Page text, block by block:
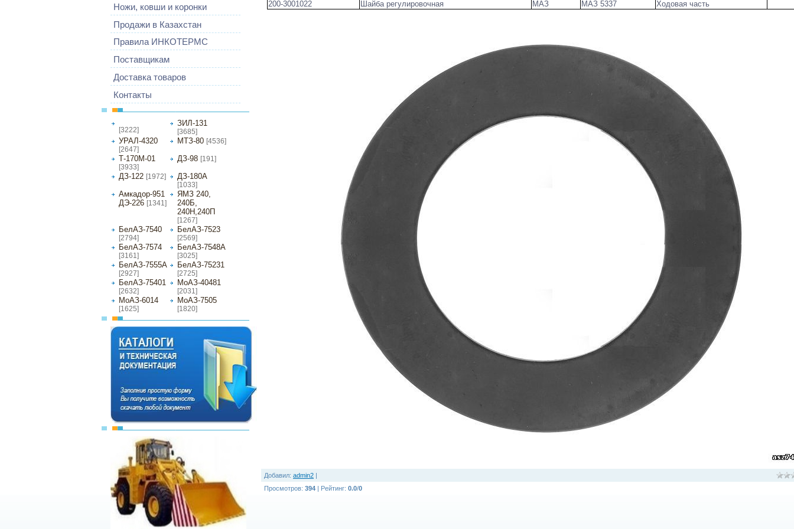
Ножи, ковши и коронки
Продажи в Казахстан
Правила ИНКОТЕРМС
Поставщикам
Доставка товаров
Контакты
[3222]
ЗИЛ-131
[3685]
УРАЛ-4320
[2647]
МТЗ-80 [4536]
Т-170М-01
[3933]
ДЗ-98 [191]
ДЗ-122 [1972] ДЗ-180А
[1033]
Амкадор-951
ДЭ-226 [1341]
ЯМЗ 240,
240Б,
240Н,240П
[1267]
БелАЗ-7540
[2794]
БелАЗ-7523
[2569]
БелАЗ-7574
[3161]
БелАЗ-7548А
[3025]
БелАЗ-7555А
[2927]
БелАЗ-75231
[2725]
БелАЗ-75401
[2632]
МоАЗ-40481
[2031]
МоАЗ-6014
[1625]
МоАЗ-7505
[1820]
200-3001022
Шайба регулировочная МАЗ МАЗ 5337 Ходовая часть
Добавил: admin2
Просмотров: 394 Рейтинг: 0.0/0